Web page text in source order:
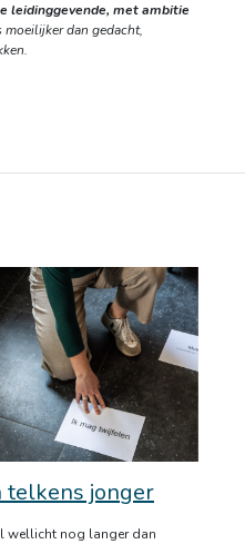
leidinggevende, met ambitie
moeilijker dan gedacht,
telkens jonger
wellicht nog langer dan